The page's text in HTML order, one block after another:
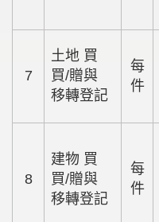
7
土地 買
買/贈與
移轉登記
每
件
8
建物 買
買/贈與
移轉登記
每
件